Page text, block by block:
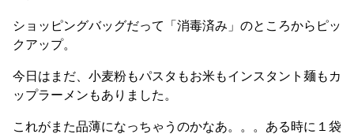
ショッピングバッグだって「消毒済み」のところからピッ
クアップ。
今日はまだ、小麦粉もパスタもお米もインスタント麺もカ
ップラーメンもありました。
これがまた品薄になっちゃうのかなあ。。。ある時に１袋